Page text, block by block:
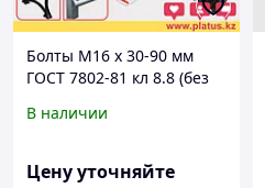
Болты М16 х 30-90 мм
ГОСТ 7802-81 кл 8.8 (без
ДОРОЖНЫЙ
В наличии
Цену уточняйте